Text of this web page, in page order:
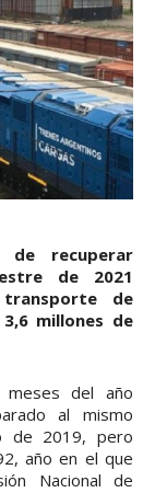
recuperar
de 2021
de
millones de
del año
al mismo
de 2019, pero
año en el que
Nacional de